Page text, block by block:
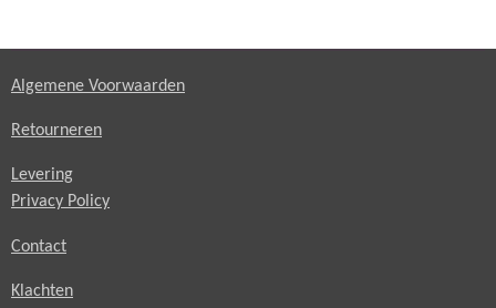
Algemene Voorwaarden
Retourneren
Levering
Privacy Policy
Contact
Klachten